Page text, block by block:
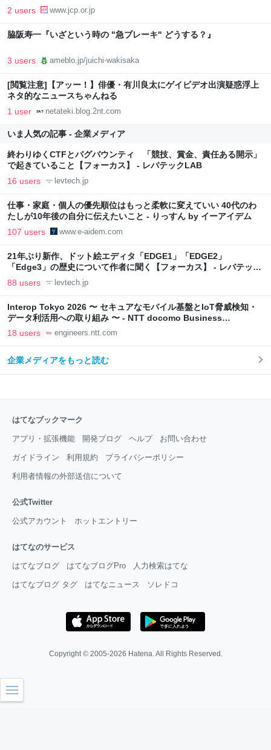
2 users www.jcp.or.jp
脇阪寿一『いざという時の "急ブレーキ" どうする？』
3 users ameblo.jp/juichi-wakisaka
[閲覧注意]【アッー！】俳優・有川良太にゲイビデオ出演疑惑浮上
ネタ的なニュースちゃんねる
1 user netateki.blog.2nt.com
いま人気の記事 - 企業メディア
終わりゆくCTFとバグバウンティ 「競技、賞金、責任ある開示」
で起きていること【フォーカス】 - レバテックLAB
16 users levtech.jp
仕事・家庭・個人の優先順位はもっと柔軟に変えていい 40代のわ
たしが10年後の自分に伝えたいこと - りっすん by イーアイデム
107 users www.e-aidem.com
21年ぶり新作、ドット絵エディタ「EDGE1」「EDGE2」
「Edge3」の歴史について作者に聞く【フォーカス】 - レバテック
LAB
88 users levtech.jp
Interop Tokyo 2026 〜 セキュアなモバイル基盤とIoT脅威検知・
データ利活用への取り組み 〜 - NTT docomo Business
Engineers' Blog
18 users engineers.ntt.com
企業メディアをもっと読む
はてなブックマーク
アプリ・拡張機能 開発ブログ ヘルプ お問い合わせ
ガイドライン 利用規約 プライバシーポリシー
利用者情報の外部送信について
公式Twitter
公式アカウント ホットエントリー
はてなのサービス
はてなブログ はてなブログPro 人力検索はてな
はてなブログ タグ はてなニュース ソレドコ
Copyright © 2005-2026 Hatena. All Rights Reserved.